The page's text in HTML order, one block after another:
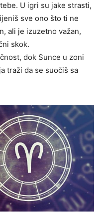
U igri su jake strasti,
sve ono što ti ne
ali je izuzetno važan,
skok.
dok Sunce u zoni
traži da se suočiš sa